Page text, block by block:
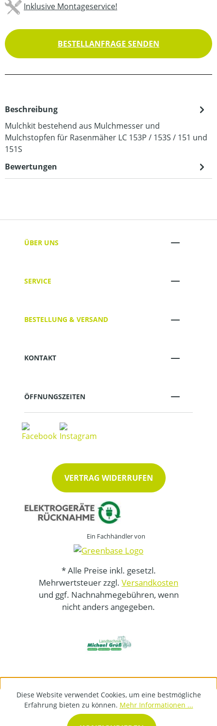
Inklusive Montageservice!
BESTELLANFRAGE SENDEN
Beschreibung
Mulchkit bestehend aus Mulchmesser und
Mulchstopfen für Rasenmäher LC 153P / 153S / 151 und
151S
Bewertungen
ÜBER UNS
SERVICE
BESTELLUNG & VERSAND
KONTAKT
ÖFFNUNGSZEITEN
VERTRAG WIDERRUFEN
Ein Fachhändler von
* Alle Preise inkl. gesetzl.
Mehrwertsteuer zzgl. Versandkosten
und ggf. Nachnahmegebühren, wenn
nicht anders angegeben.
Diese Website verwendet Cookies, um eine bestmögliche
Erfahrung bieten zu können. Mehr Informationen ...